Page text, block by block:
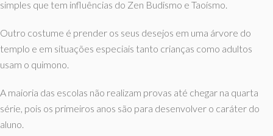
simples que tem influências do Zen Budismo e Taoísmo.
Outro costume é prender os seus desejos em uma árvore do
templo e em situações especiais tanto crianças como adultos
usam o quimono.
A maioria das escolas não realizam provas até chegar na quarta
série, pois os primeiros anos são para desenvolver o caráter do
aluno.